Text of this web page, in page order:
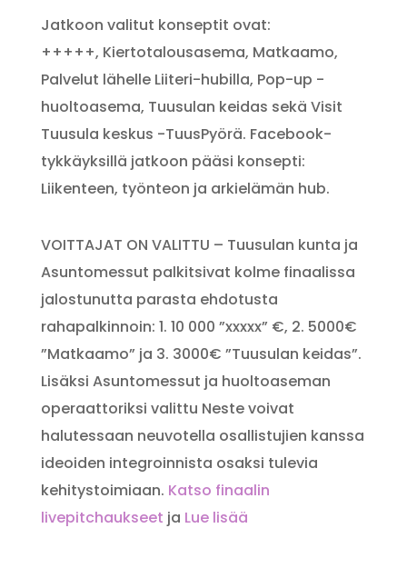
Jatkoon valitut konseptit ovat:
+++++, Kiertotalousasema, Matkaamo,
Palvelut lähelle Liiteri-hubilla, Pop-up -
huoltoasema, Tuusulan keidas sekä Visit
Tuusula keskus -TuusPyörä. Facebook-
tykkäyksillä jatkoon pääsi konsepti:
Liikenteen, työnteon ja arkielämän hub.
VOITTAJAT ON VALITTU – Tuusulan kunta ja
Asuntomessut palkitsivat kolme finaalissa
jalostunutta parasta ehdotusta
rahapalkinnoin: 1. 10 000 ”xxxxx” €, 2. 5000€
”Matkaamo” ja 3. 3000€ ”Tuusulan keidas”.
Lisäksi Asuntomessut ja huoltoaseman
operaattoriksi valittu Neste voivat
halutessaan neuvotella osallistujien kanssa
ideoiden integroinnista osaksi tulevia
kehitystoimiaan. Katso finaalin
livepitchaukseet ja Lue lisää